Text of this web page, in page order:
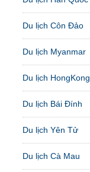
Du lịch Côn Đảo
Du lịch Myanmar
Du lịch HongKong
Du lịch Bái Đính
Du lịch Yên Tử
Du lịch Cà Mau